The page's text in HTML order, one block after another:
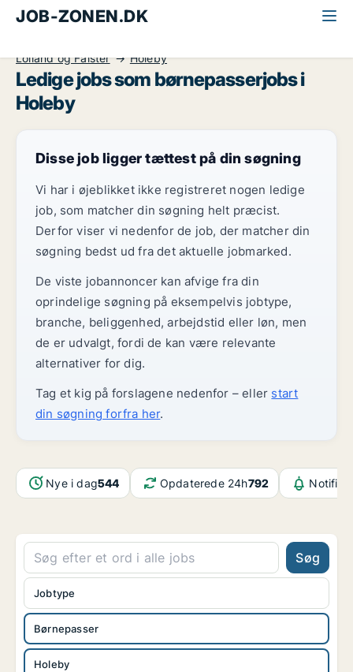
JOB-ZONEN.DK
Lolland og Falster
Holeby
Ledige jobs som børnepasserjobs i
Holeby
Disse job ligger tættest på din søgning
Vi har i øjeblikket ikke registreret nogen ledige
job, som matcher din søgning helt præcist.
Derfor viser vi nedenfor de job, der matcher din
søgning bedst ud fra det aktuelle jobmarked.
De viste jobannoncer kan afvige fra din
oprindelige søgning på eksempelvis jobtype,
branche, beliggenhed, arbejdstid eller løn, men
de er udvalgt, fordi de kan være relevante
alternativer for dig.
Tag et kig på forslagene nedenfor – eller start
din søgning forfra her.
Nye i dag544 Opdaterede 24h792
Søg
Børnepasser
Holeby
Jobtype